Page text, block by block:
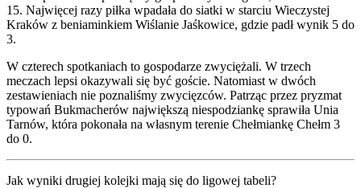
15. Najwięcej razy piłka wpadała do siatki w starciu Wieczystej
Kraków z beniaminkiem Wiślanie Jaśkowice, gdzie padł wynik 5 do
3.
W czterech spotkaniach to gospodarze zwyciężali. W trzech
meczach lepsi okazywali się być goście. Natomiast w dwóch
zestawieniach nie poznaliśmy zwycięzców. Patrząc przez pryzmat
typowań Bukmacherów największą niespodziankę sprawiła Unia
Tarnów, która pokonała na własnym terenie Chełmiankę Chełm 3
do 0.
Jak wyniki drugiej kolejki mają się do ligowej tabeli?